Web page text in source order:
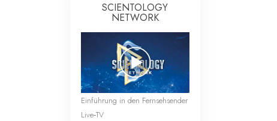
SCIENTOLOGY
NETWORK
Einführung in den Fernsehsender
Live‑TV